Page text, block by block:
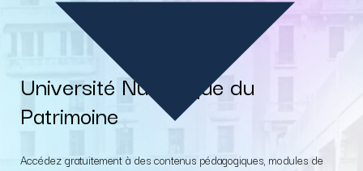
PATRIMOINE
Université Numérique du
Patrimoine
Accédez gratuitement à des contenus pédagogiques, modules de